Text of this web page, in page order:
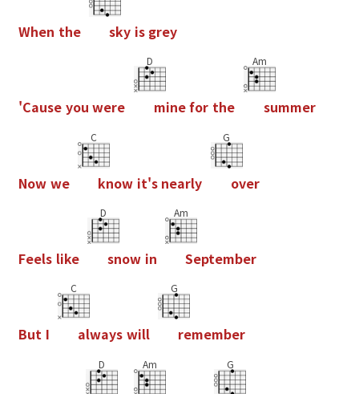
When the sky is grey
'Cause you were
D
minefor the
Am
summer
Now we
C
know it's nearly
G
over
Feels like
D
snow in
Am
September
But I
C
always will
G
remember
D Am G